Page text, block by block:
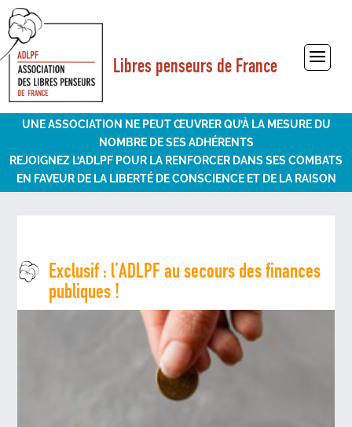
Libres penseurs de France
Sélectionner une page
UNE ASSOCIATION NE PEUT ŒUVRER QU’À LA MESURE DU
NOMBRE DE SES ADHÉRENTS
REJOIGNEZ L’ADLPF POUR LA RENFORCER DANS SES COMBATS
EN FAVEUR DE LA LIBERTÉ DE CONSCIENCE ET DE LA RAISON
Exclusif : l’ADLPF au secours des finances
publiques !